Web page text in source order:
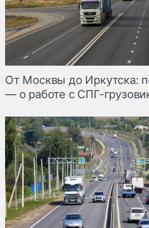
От Москвы до Иркутска:
— о работе с СПГ-